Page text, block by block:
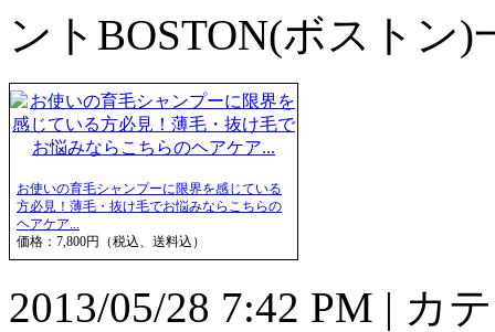
ントBOSTON(ボストン
お使いの育毛シャンプーに限界を感じている
方必見！薄毛・抜け毛でお悩みならこちらの
ヘアケア...
価格：7,800円（税込、送料込）
2013/05/28 7:42 PM | カ